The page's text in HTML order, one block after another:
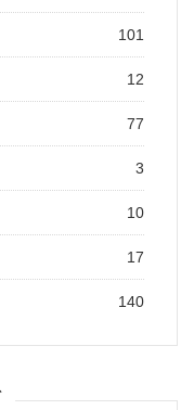
101
12
77
3
10
17
140